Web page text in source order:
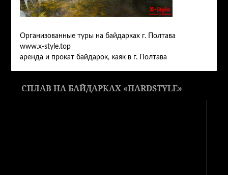
Организованные туры на байдарках г. Полтава
www.x-style.top
аренда и прокат байдарок, каяк в г. Полтава
СПЛАВ НА БАЙДАРКАХ «HARDSTYLE»